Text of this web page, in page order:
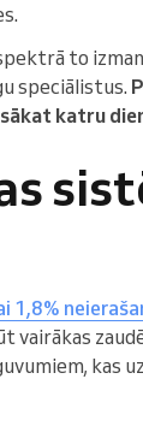
to
speciālistus.
katru
vairākas
kas